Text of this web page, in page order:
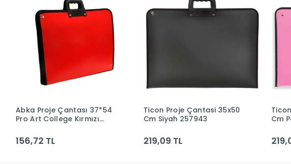
Sepete Ekle
Abka Proje Çantası 37*54
Pro Art College Kırmızı
156,72 TL
Sepete Ekle
Ticon Proje Çantasi 35x50
Cm Siyah 257943
219,09 TL
Cm